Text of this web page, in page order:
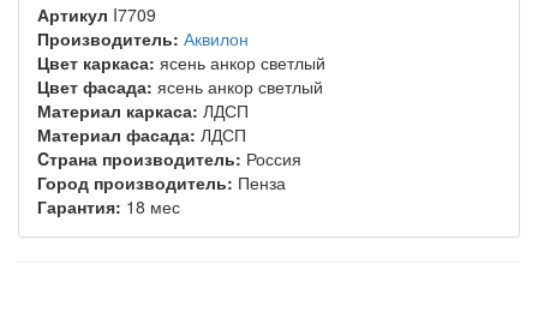
Артикул I7709
Производитель: Аквилон
Цвет каркаса: ясень анкор светлый
Цвет фасада: ясень анкор светлый
Материал каркаса: ЛДСП
Материал фасада: ЛДСП
Cтрана производитель: Россия
Город производитель: Пенза
Гарантия: 18 мес